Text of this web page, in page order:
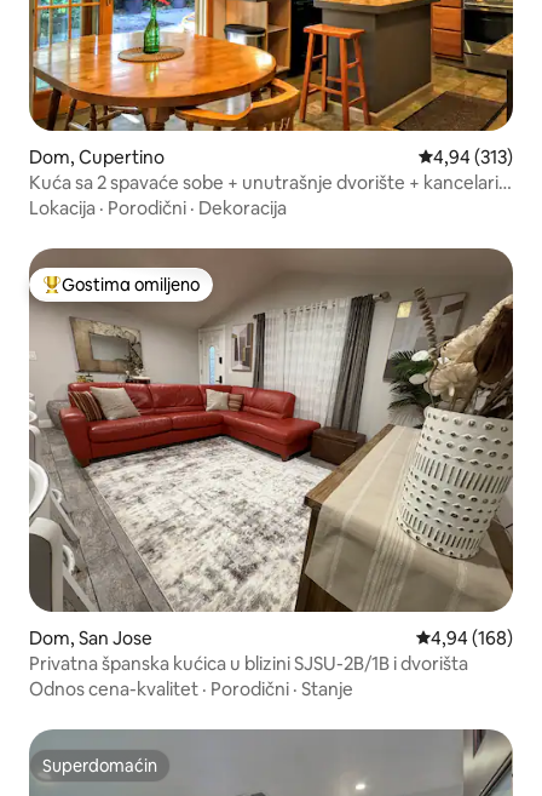
Dom, Cupertino Prosečna
4,94 (313)
Kuća sa 2 spavaće sobe + unutrašnje dvorište + kancelarija
u blizini Apple-a i Main St.
Lokacija · Porodični · Dekoracija
Najuspešniji među gostima omiljenim
Gostima omiljeno
Dom, San Jose Prosečna
4,94 (168)
Privatna španska kućica u blizini SJSU-2B/1B i dvorišta
Odnos cena-kvalitet · Porodični · Stanje
Superdomaćin
Superdomaćin